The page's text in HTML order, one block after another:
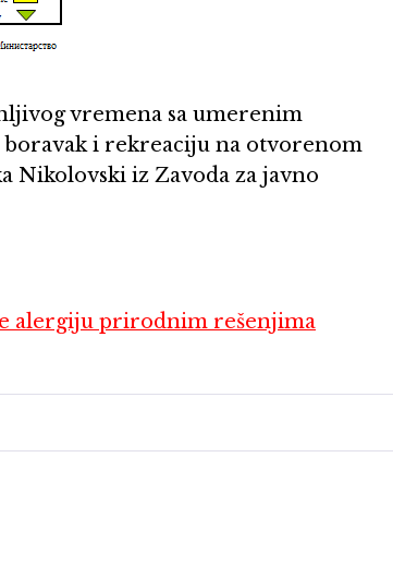
vremena sa umerenim
i rekreaciju na otvorenom
Nikolovski iz Zavoda za javno
alergiju prirodnim rešenjima